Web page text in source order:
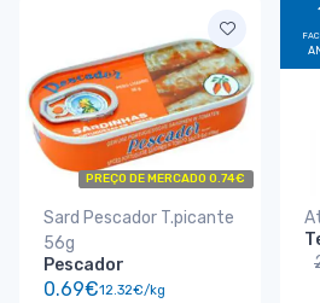
PREÇO DE MERCADO 0.74€
Sard Pescador T.picante
56g
Pescador
0.69€12.32€/kg